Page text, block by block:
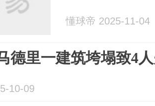
懂球帝 2025-11-04
德里一建筑垮塌致4
10-09